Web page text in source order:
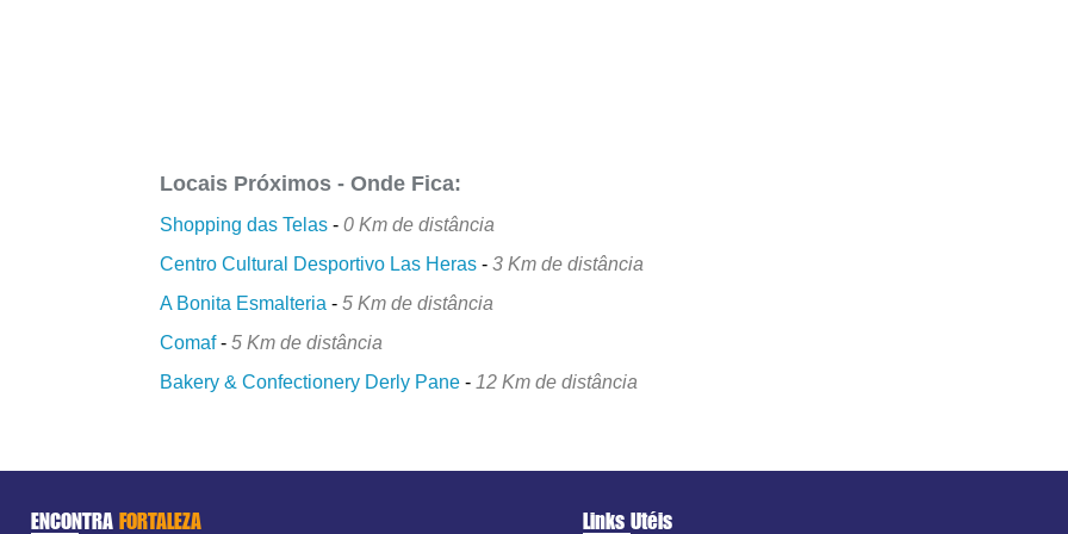
Locais Próximos - Onde Fica:
Shopping das Telas -0 Km de distância
Centro Cultural Desportivo Las Heras -3 Km de distância
A Bonita Esmalteria -5 Km de distância
Comaf-5 Km de distância
Bakery & Confectionery Derly Pane - 12 Km de distância
ENCONTRA FORTALEZA Links Utéis